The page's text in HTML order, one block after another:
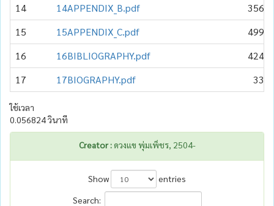
14
14APPENDIX_B.pdf
15
15APPENDIX_C.pdf
16
16BIBLIOGRAPHY.pdf
17
17BIOGRAPHY.pdf
ใช้เวลา
0.056824 วินาที
Creator :ดวงแข พุ่มเพ็ชร, 2504-
Show
entries
Search: